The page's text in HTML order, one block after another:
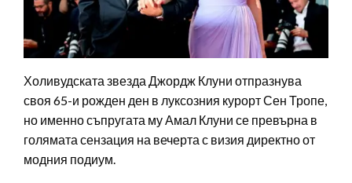
Холивудската звезда Джордж Клуни отпразнува
своя 65-и рожден ден в луксозния курорт Сен Тропе,
но именно съпругата му Амал Клуни се превърна в
голямата сензация на вечерта с визия директно от
модния подиум.